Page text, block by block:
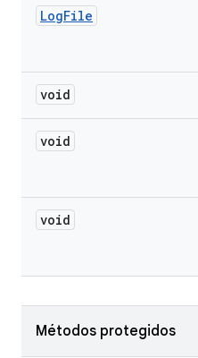
LogFile
void
void
void
Métodos protegidos